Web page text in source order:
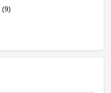
(9)